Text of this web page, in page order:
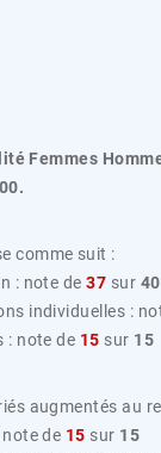
Femmes
comme suit :
: note de37 sur 40
individuelles :
: note de 15 sur 15
augmentés au
de 15 sur 15